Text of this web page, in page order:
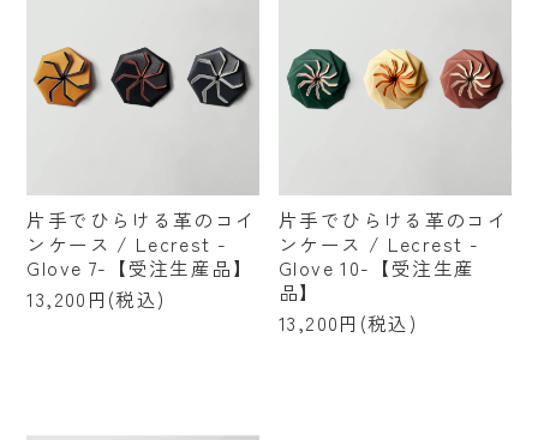
片手でひらける革のコイ
ンケース / Lecrest -
Glove 7-【受注生産品】
13,200円(税込)
片手でひらける革のコイ
ンケース / Lecrest -
Glove 10-【受注生産
品】
13,200円(税込)